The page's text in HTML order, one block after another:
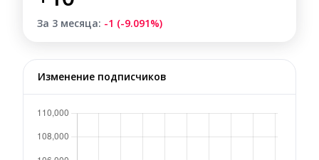
За 3 месяца: -1 (-9.091%)
Изменение подписчиков